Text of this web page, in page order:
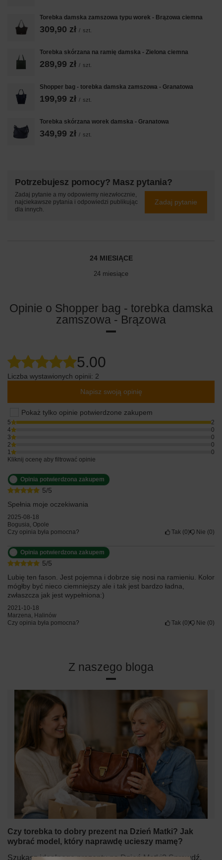
Torebka damska zamszowa typu worek - Brązowa ciemna
309,90 zł / szt.
Torebka skórzana na ramię damska - Zielona ciemna
289,99 zł / szt.
Shopper bag - torebka damska zamszowa - Granatowa
199,99 zł / szt.
Torebka skórzana worek damska - Granatowa
349,99 zł / szt.
Potrzebujesz pomocy? Masz pytania?
Zadaj pytanie a my odpowiemy niezwłocznie,
najciekawsze pytania i odpowiedzi publikując
dla innych.
Zadaj pytanie
24 MIESIĄCE
24 miesiące
Opinie o Shopper bag - torebka damska
zamszowa - Brązowa
5.00
Liczba wystawionych opinii: 2
Napisz swoją opinię
Pokaż tylko opinie potwierdzone zakupem
5
2
4
0
3
0
2
0
1
0
Kliknij ocenę aby filtrować opinie
5/5
Opinia potwierdzona zakupem
Spełnia moje oczekiwania
2025-08-18
Bogusia, Opole
Czy opinia była pomocna?
Tak 0 Nie 0
5/5
Opinia potwierdzona zakupem
Lubię ten fason. Jest pojemna i dobrze się nosi na ramieniu. Kolor
mógłby być nieco ciemniejszy ale i tak jest bardzo ładna,
zwłaszcza jak jest wypełniona:)
2021-10-18
Marzena, Halinów
Czy opinia była pomocna?
Tak 0 Nie 0
Z naszego bloga
Czy torebka to dobry prezent na Dzień Matki? Jak
wybrać model, który naprawdę ucieszy mamę?
Szukasz idealnego prezentu na Dzień Matki? Sprawdź,